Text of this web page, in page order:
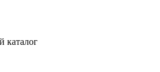
каталог